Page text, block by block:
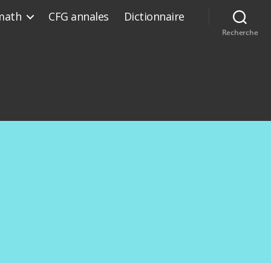
CFG annales Dictionnaire
Recherche